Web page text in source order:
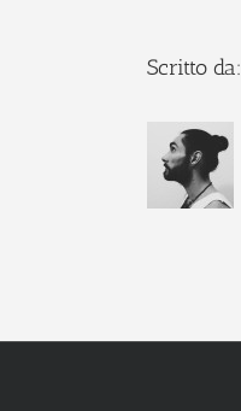
Scritto da: